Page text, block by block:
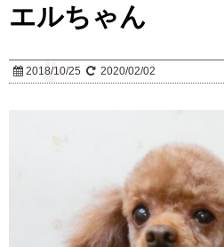
エルちゃん
2018/10/25 2020/02/02